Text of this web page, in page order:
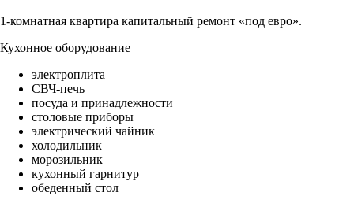
1-комнатная квартира капитальный ремонт «под евро».
Кухонное оборудование
электроплита
СВЧ-печь
посуда и принадлежности
столовые приборы
электрический чайник
холодильник
морозильник
кухонный гарнитур
обеденный стол